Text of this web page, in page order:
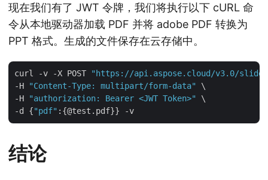
现在我们有了 JWT 令牌，我们将执行以下 cURL 命
令从本地驱动器加载 PDF 并将 adobe PDF 转换为
PPT 格式。生成的文件保存在云存储中。
curl -v -X POST
"https://api.aspose.cloud/v3.0/
-H
"Content-Type: multipart/form-data"
\
-H
"authorization: Bearer <JWT Token>"
\
-d {"pdf"
结论